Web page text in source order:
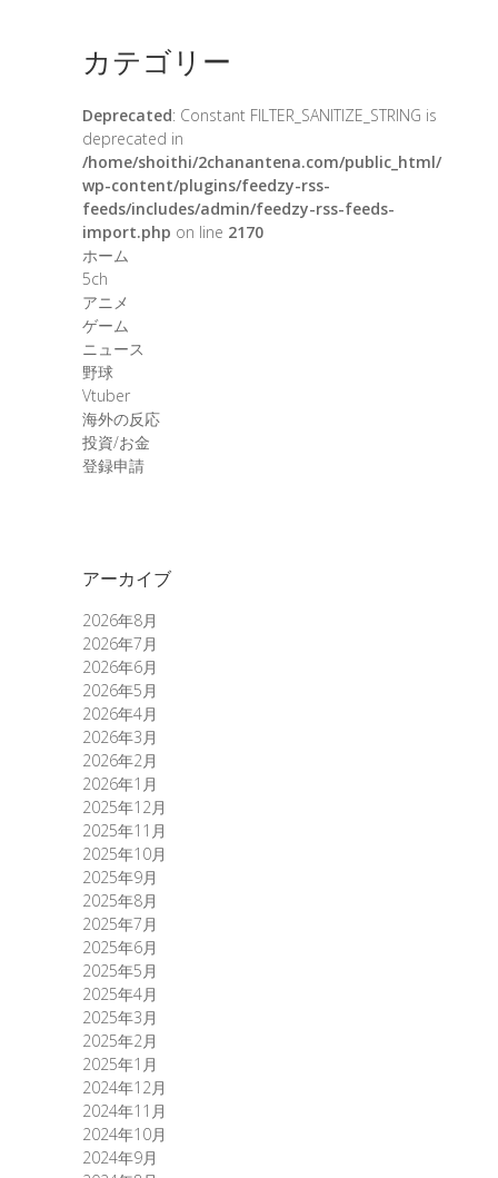
カテゴリー
Deprecated: Constant FILTER_SANITIZE_STRING is
deprecated in
/home/shoithi/2chanantena.com/public_html/
wp-content/plugins/feedzy-rss-
feeds/includes/admin/feedzy-rss-feeds-
import.php on line 2170
ホーム
5ch
アニメ
ゲーム
ニュース
野球
Vtuber
海外の反応
投資/お金
登録申請
アーカイブ
2026年8月
2026年7月
2026年6月
2026年5月
2026年4月
2026年3月
2026年2月
2026年1月
2025年12月
2025年11月
2025年10月
2025年9月
2025年8月
2025年7月
2025年6月
2025年5月
2025年4月
2025年3月
2025年2月
2025年1月
2024年12月
2024年11月
2024年10月
2024年9月